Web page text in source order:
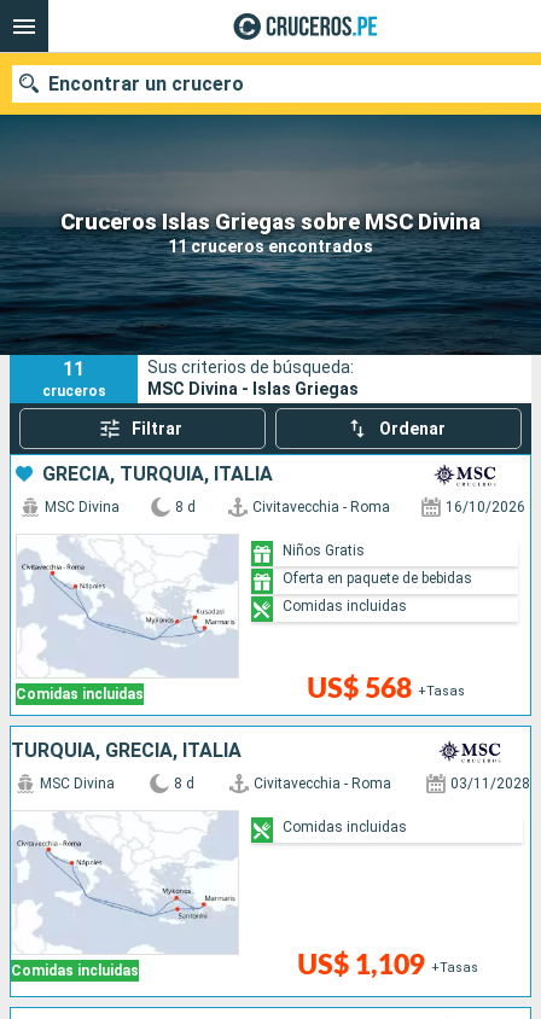
Cruceros Islas Griegas sobre MSC Divina
11 cruceros encontrados
Encontrar un crucero
Nuestros destinos
Fecha de salida
Puertos Compañías
Buscar
11
cruceros
Sus criterios de búsqueda:
MSC Divina - Islas Griegas
Filtrar Ordenar
GRECIA, TURQUÍA, ITALIA
Comidas incluidas
MSC Divina 8 d Civitavecchia - Roma 16/10/2026
US$ 568 +Tasas
Niños Gratis
Oferta en paquete de bebidas
Comidas incluidas
TURQUÍA, GRECIA, ITALIA
Comidas incluidas
MSC Divina 8 d Civitavecchia - Roma 03/11/2028
US$ 1,109 +Tasas
Comidas incluidas